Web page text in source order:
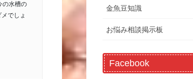
の水槽の
でしょ
金魚豆知識
お悩み相談掲示板
Facebook